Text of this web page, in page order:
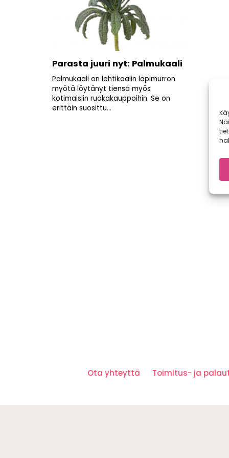
Parasta juuri nyt: Palmukaali
Palmukaali on lehtikaalin läpimurron
myötä löytänyt tiensä myös
kotimaisiin ruokakauppoihin. Se on
erittäin suosittu...
Ota yhteyttä Toimitus- ja